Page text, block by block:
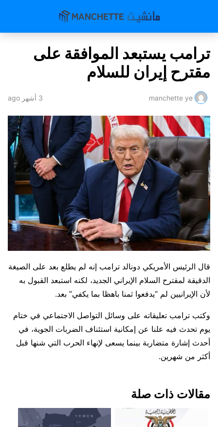
ترامب يستبعد الموافقة على
مقترح إيران للسلام
manchette ye 3 أشهر ago
قال الرئيس الأمريكي دونالد ترامب إنه لم يطلع بعد على الصيغة
الدقيقة لمقترح السلام الإيراني الجديد، لكنه استبعد القبول به
لأن الإيرانيين لم “يدفعوا ​ثمنا باهظا بما يكفي” بعد.
وكتب ترامب تعليقاته على وسائل التواصل الاجتماعي في ختام
يوم تحدث فيه علنا عن إمكانية استئناف الضربات الجوية، في
أحدث ‌إشارة متضاربة بينما يسعى لإنهاء الحرب التي شنها قبل
أكثر من شهرين.
مقالات ذات صلة